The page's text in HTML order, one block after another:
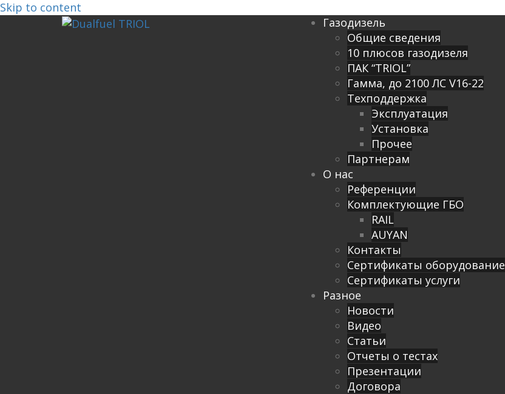
Skip to content
Газодизель
Общие сведения
10 плюсов газодизеля
ПАК “TRIOL”
Гамма, до 2100 ЛС V16-22
Техподдержка
Эксплуатация
Установка
Прочее
Партнерам
О нас
Референции
Комплектующие ГБО
RAIL
AUYAN
Контакты
Сертификаты оборудование
Сертификаты услуги
Разное
Новости
Видео
Cтатьи
Отчеты о тестах
Презентации
Договора